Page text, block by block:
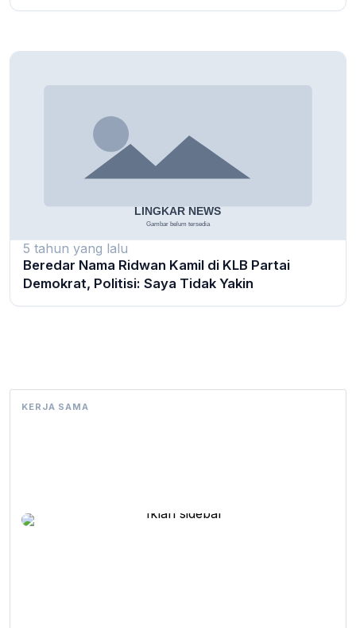
5 tahun yang lalu
Beredar Nama Ridwan Kamil di KLB Partai
Demokrat, Politisi: Saya Tidak Yakin
KERJA SAMA